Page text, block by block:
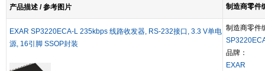
产品描述 / 参考图片 制造商零件
EXAR SP3220ECA-L 235kbps 线路收发器, RS-232接口, 3.3 V单电
源, 16引脚 SSOP封装
制造商零件
品牌：
EXAR